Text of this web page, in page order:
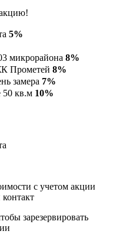
5%
микрорайона 8%
Прометей 8%
замера 7%
50 кв.м 10%
с учетом акции
зарезервировать